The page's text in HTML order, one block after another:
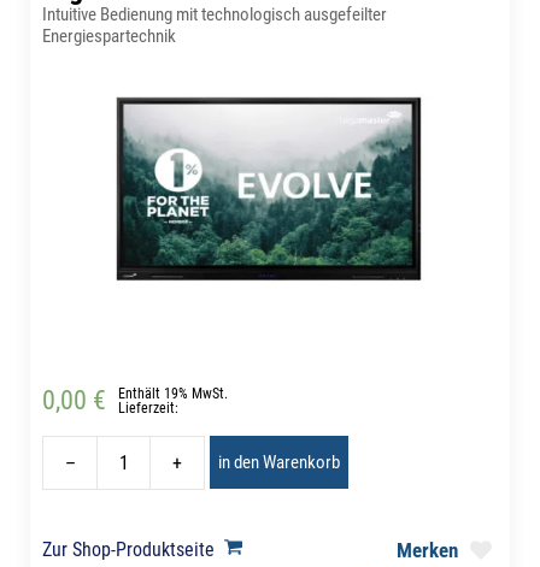
Intuitive Bedienung mit technologisch ausgefeilter
Energiespartechnik
0,00 €
Enthält 19% MwSt.
Lieferzeit:
– + in den Warenkorb
Zur Shop-Produktseite
Merken